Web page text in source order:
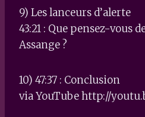
9) Les lanceurs d’alerte
43:21 : Que pensez-vous
Assange ?
10) 47:37 : Conclusion
via YouTube http://